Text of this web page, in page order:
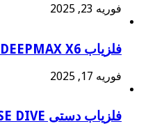
فوریه 23, 2025
فلزیاب LORENZ DEEPMAX X6
فوریه 17, 2025
فلزیاب دستی PULSE DIVE